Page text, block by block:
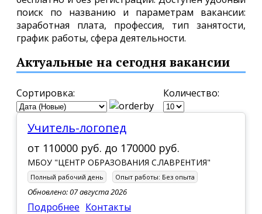
поиск по названию и параметрам вакансии:
заработная плата, профессия, тип занятости,
график работы, сфера деятельности.
Актуальные на сегодня вакансии
Сортировка: Количество:
Учитель-логопед
от 110000 руб. до 170000 руб.
МБОУ "ЦЕНТР ОБРАЗОВАНИЯ С.ЛАВРЕНТИЯ"
Полный рабочий день Опыт работы: Без опыта
Обновлено: 07 августа 2026
Подробнее Контакты